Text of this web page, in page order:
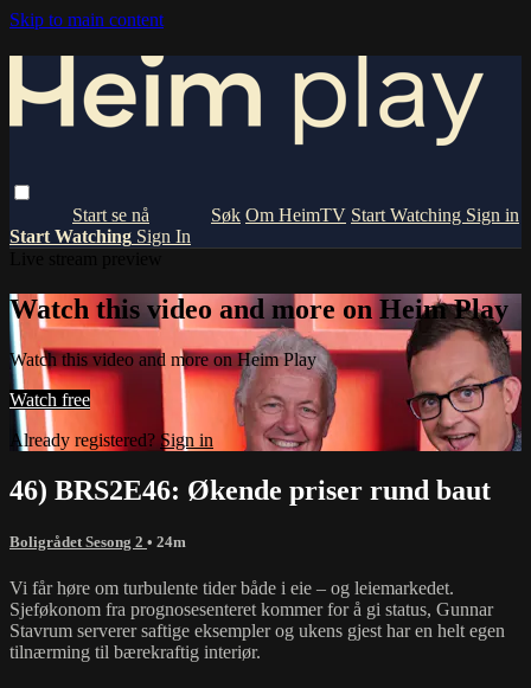
Skip to main content
Om HeimTV Start Watching Sign in
Start Watching Sign In
Watch this video and more on Heim Play
Watch this video and more on Heim Play
Watch free
Already registered? Sign in
46) BRS2E46: Økende priser rund baut
Boligrådet Sesong 2 • 24m
Vi får høre om turbulente tider både i eie – og leiemarkedet.
Sjeføkonom fra prognosesenteret kommer for å gi status, Gunnar
Stavrum serverer saftige eksempler og ukens gjest har en helt egen
tilnærming til bærekraftig interiør.